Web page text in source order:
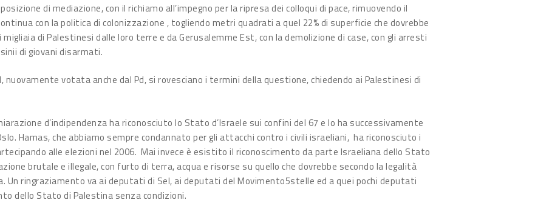
di mediazione, con il richiamo all’impegno per la ripresa dei colloqui di pace, rimuovendo il
con la politica di colonizzazione , togliendo metri quadrati a quel 22% di superficie che dovrebbe
di Palestinesi dalle loro terre e da Gerusalemme Est, con la demolizione di case, con gli arresti
di giovani disarmati.
nuovamente votata anche dal Pd, si rovesciano i termini della questione, chiedendo ai Palestinesi di
d’indipendenza ha riconosciuto lo Stato d’Israele sui confini del 67 e lo ha successivamente
Hamas, che abbiamo sempre condannato per gli attacchi contro i civili israeliani, ha riconosciuto i
alle elezioni nel 2006. Mai invece è esistito il riconoscimento da parte Israeliana dello Stato
brutale e illegale, con furto di terra, acqua e risorse su quello che dovrebbe secondo la legalità
ringraziamento va ai deputati di Sel, ai deputati del Movimento5stelle ed a quei pochi deputati
dello Stato di Palestina senza condizioni.